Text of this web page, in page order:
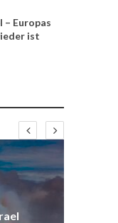
– Europas
ist